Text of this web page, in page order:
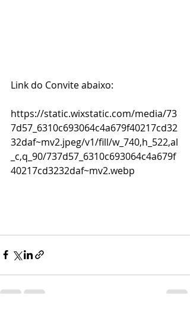
Link do Convite abaixo:
https://static.wixstatic.com/media/73
7d57_6310c693064c4a679f40217cd32
32daf~mv2.jpeg/v1/fill/w_740,h_522,al
_c,q_90/737d57_6310c693064c4a679f
40217cd3232daf~mv2.webp